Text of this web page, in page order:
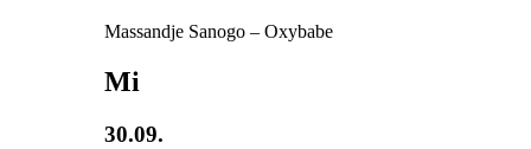
Massandje Sanogo – Oxybabe
Mi
30.09.